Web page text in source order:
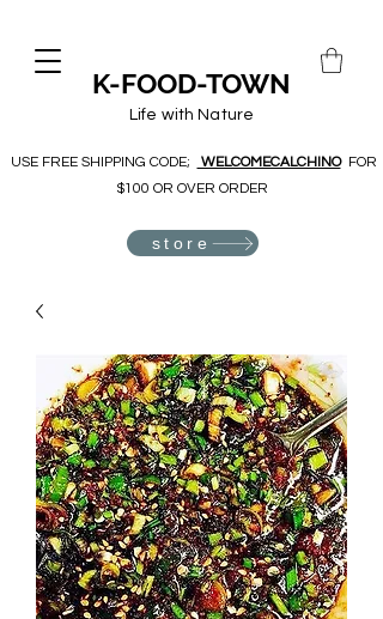
K-FOOD-TOWN
Life with Nature
USE FREE SHIPPING CODE; WELCOMECALCHINOFOR
$100 OR OVER ORDER
store